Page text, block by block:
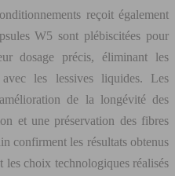
reçoit également
W5 sont plébiscitées pour
dosage précis, éliminant les
les lessives liquides. Les
de la longévité des
et une préservation des fibres
confirment les résultats obtenus
les choix technologiques réalisés